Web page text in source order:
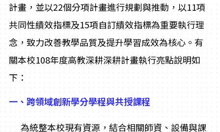
計畫，並以22個分項計畫進行規劃與推動，以11項
共同性績效指標及15項自訂績效指標為重要執行理
念，致力改善教學品質及提升學習成效為核心。有
關本校108年度高教深耕深耕計畫執行亮點說明如
下：
一、跨領域創新學分學程與共授課程
為統整本校現有資源，結合相關師資、設備與課